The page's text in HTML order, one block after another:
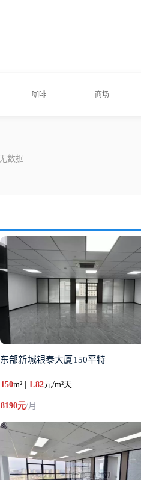
咖啡 商场
东部新城银泰大厦150平特
150m² | 1.82元/m²天
8190元/月